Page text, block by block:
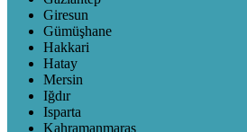
Giresun
Gümüşhane
Hakkari
Hatay
Mersin
Iğdır
Isparta
Kahramanmaraş